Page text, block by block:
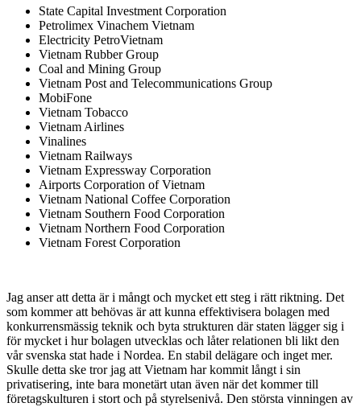
State Capital Investment Corporation
Petrolimex Vinachem Vietnam
Electricity PetroVietnam
Vietnam Rubber Group
Coal and Mining Group
Vietnam Post and Telecommunications Group
MobiFone
Vietnam Tobacco
Vietnam Airlines
Vinalines
Vietnam Railways
Vietnam Expressway Corporation
Airports Corporation of Vietnam
Vietnam National Coffee Corporation
Vietnam Southern Food Corporation
Vietnam Northern Food Corporation
Vietnam Forest Corporation
Jag anser att detta är i mångt och mycket ett steg i rätt riktning. Det
som kommer att behövas är att kunna effektivisera bolagen med
konkurrensmässig teknik och byta strukturen där staten lägger sig i
för mycket i hur bolagen utvecklas och låter relationen bli likt den
vår svenska stat hade i Nordea. En stabil delägare och inget mer.
Skulle detta ske tror jag att Vietnam har kommit långt i sin
privatisering, inte bara monetärt utan även när det kommer till
företagskulturen i stort och på styrelsenivå. Den största vinningen av